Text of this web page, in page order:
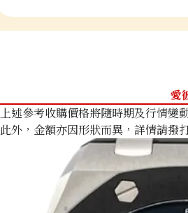
愛
上述參考收購價格將隨時期及行情變
此外，金額亦因形狀而異，詳情請撥